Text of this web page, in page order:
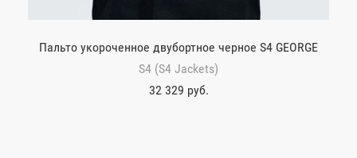
Пальто укороченное двубортное черное S4 GEORGE
S4 (S4 Jackets)
32 329 руб.